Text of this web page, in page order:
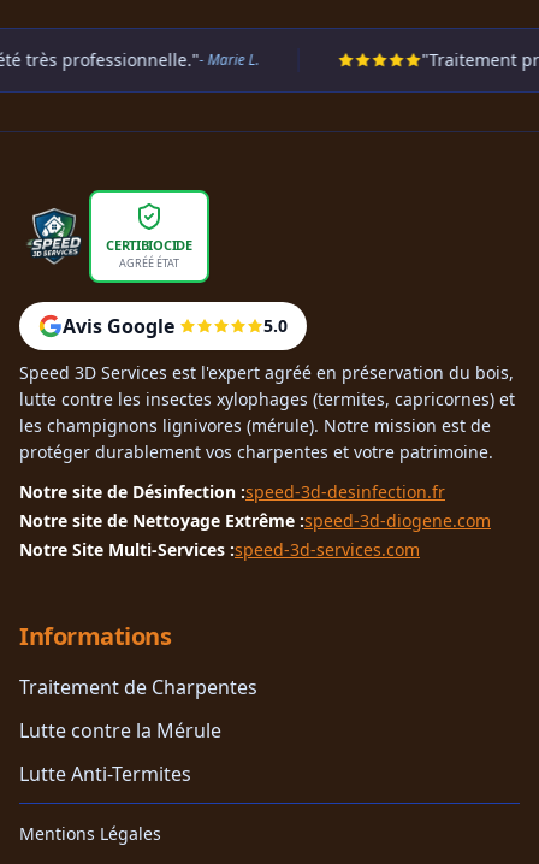
- Marie L. "Traitement préventif
CERTIBIOCIDE
AGRÉÉ ÉTAT
Avis Google 5.0
Speed 3D Services est l'expert agréé en préservation du bois,
lutte contre les insectes xylophages (termites, capricornes) et
les champignons lignivores (mérule). Notre mission est de
protéger durablement vos charpentes et votre patrimoine.
Notre site de Désinfection :speed-3d-desinfection.fr
Notre site de Nettoyage Extrême :speed-3d-diogene.com
Notre Site Multi-Services :speed-3d-services.com
Informations
Traitement de Charpentes
Lutte contre la Mérule
Lutte Anti-Termites
Mentions Légales